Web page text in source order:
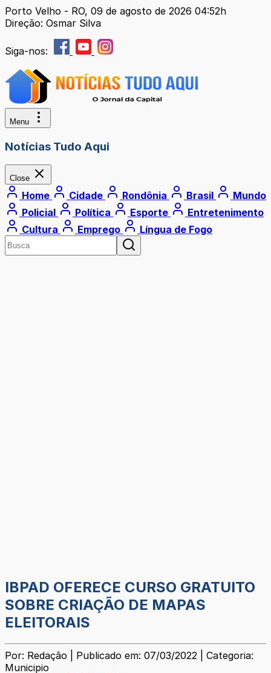
Porto Velho - RO, 09 de agosto de 2026 04:52h
Direção: Osmar Silva
Siga-nos:
Menu
Notícias Tudo Aqui
Close
Home Cidade Rondônia Brasil
Mundo
Policial
Política Esporte
Entretenimento
Cultura
Emprego Língua de Fogo
IBPAD OFERECE CURSO GRATUITO
SOBRE CRIAÇÃO DE MAPAS
ELEITORAIS
Por: Redação | Publicado em: 07/03/2022 | Categoria:
Municipio